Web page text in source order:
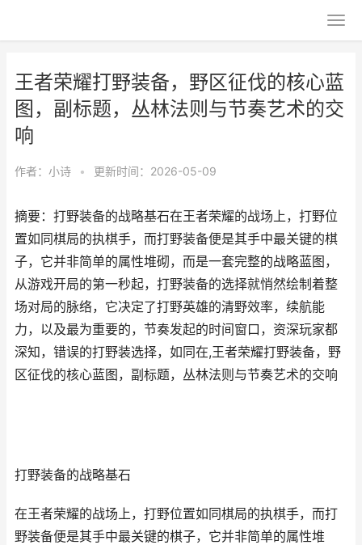
王者荣耀打野装备，野区征伐的核心蓝
图，副标题，丛林法则与节奏艺术的交
响
作者： 小诗 • 更新时间：2026-05-09
摘要：打野装备的战略基石在王者荣耀的战场上，打野位
置如同棋局的执棋手，而打野装备便是其手中最关键的棋
子，它并非简单的属性堆砌，而是一套完整的战略蓝图，
从游戏开局的第一秒起，打野装备的选择就悄然绘制着整
场对局的脉络，它决定了打野英雄的清野效率，续航能
力，以及最为重要的，节奏发起的时间窗口，资深玩家都
深知，错误的打野装选择，如同在,王者荣耀打野装备，野
区征伐的核心蓝图，副标题，丛林法则与节奏艺术的交响
打野装备的战略基石
在王者荣耀的战场上，打野位置如同棋局的执棋手，而打
野装备便是其手中最关键的棋子，它并非简单的属性堆